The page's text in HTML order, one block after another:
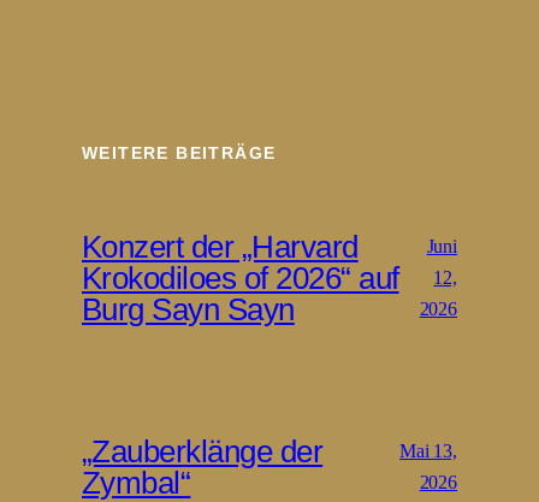
WEITERE BEITRÄGE
Konzert der „Harvard
Krokodiloes of 2026“ auf
Burg Sayn Sayn
Juni
12,
2026
„Zauberklänge der
Zymbal“
Mai 13,
2026